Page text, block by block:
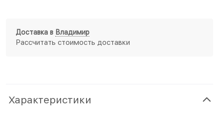
Доставка в Владимир
Рассчитать стоимость доставки
Характеристики